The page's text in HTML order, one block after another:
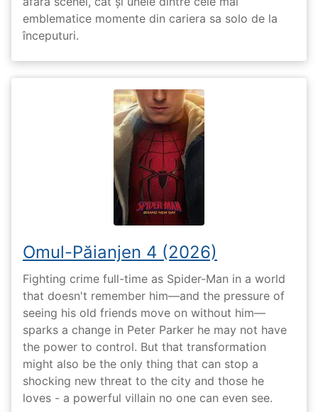
emblematice momente din cariera sa solo de la
începuturi.
Omul-Păianjen 4 (2026)
Fighting crime full-time as Spider-Man in a world
that doesn't remember him—and the pressure of
seeing his old friends move on without him—
sparks a change in Peter Parker he may not have
the power to control. But that transformation
might also be the only thing that can stop a
shocking new threat to the city and those he
loves - a powerful villain no one can even see.